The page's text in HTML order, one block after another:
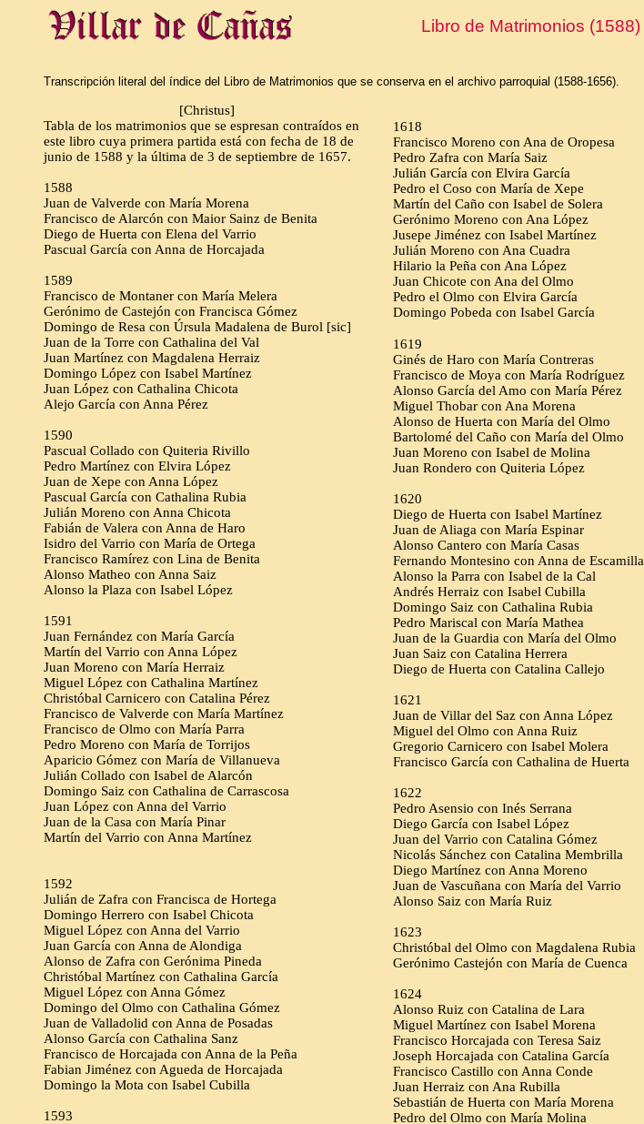
Libro de Matrimonios (1588)
Transcripción literal del índice del Libro de Matrimonios que se conserva en el archivo parroquial (1588-1656).
[Christus]
Tabla de los matrimonios que se espresan contraídos en
este libro cuya primera partida está con fecha de 18 de
junio de 1588 y la última de 3 de septiembre de 1657.
1588
Juan de Valverde con María Morena
Francisco de Alarcón con Maior Sainz de Benita
Diego de Huerta con Elena del Varrio
Pascual García con Anna de Horcajada
1589
Francisco de Montaner con María Melera
Gerónimo de Castejón con Francisca Gómez
Domingo de Resa con Úrsula Madalena de Burol [sic]
Juan de la Torre con Cathalina del Val
Juan Martínez con Magdalena Herraiz
Domingo López con Isabel Martínez
Juan López con Cathalina Chicota
Alejo García con Anna Pérez
1590
Pascual Collado con Quiteria Rivillo
Pedro Martínez con Elvira López
Juan de Xepe con Anna López
Pascual García con Cathalina Rubia
Julián Moreno con Anna Chicota
Fabián de Valera con Anna de Haro
Isidro del Varrio con María de Ortega
Francisco Ramírez con Lina de Benita
Alonso Matheo con Anna Saiz
Alonso la Plaza con Isabel López
1591
Juan Fernández con María García
Martín del Varrio con Anna López
Juan Moreno con María Herraiz
Miguel López con Cathalina Martínez
Christóbal Carnicero con Catalina Pérez
Francisco de Valverde con María Martínez
Francisco de Olmo con María Parra
Pedro Moreno con María de Torrijos
Aparicio Gómez con María de Villanueva
Julián Collado con Isabel de Alarcón
Domingo Saiz con Cathalina de Carrascosa
Juan López con Anna del Varrio
Juan de la Casa con María Pinar
Martín del Varrio con Anna Martínez
1592
Julián de Zafra con Francisca de Hortega
Domingo Herrero con Isabel Chicota
Miguel López con Anna del Varrio
Juan García con Anna de Alondiga
Alonso de Zafra con Gerónima Pineda
Christóbal Martínez con Cathalina García
Miguel López con Anna Gómez
Domingo del Olmo con Cathalina Gómez
Juan de Valladolid con Anna de Posadas
Alonso García con Cathalina Sanz
Francisco de Horcajada con Anna de la Peña
Fabian Jiménez con Agueda de Horcajada
Domingo la Mota con Isabel Cubilla
1593
1618
Francisco Moreno con Ana de Oropesa
Pedro Zafra con María Saiz
Julián García con Elvira García
Pedro el Coso con María de Xepe
Martín del Caño con Isabel de Solera
Gerónimo Moreno con Ana López
Jusepe Jiménez con Isabel Martínez
Julián Moreno con Ana Cuadra
Hilario la Peña con Ana López
Juan Chicote con Ana del Olmo
Pedro el Olmo con Elvira García
Domingo Pobeda con Isabel García
1619
Ginés de Haro con María Contreras
Francisco de Moya con María Rodríguez
Alonso García del Amo con María Pérez
Miguel Thobar con Ana Morena
Alonso de Huerta con María del Olmo
Bartolomé del Caño con María del Olmo
Juan Moreno con Isabel de Molina
Juan Rondero con Quiteria López
1620
Diego de Huerta con Isabel Martínez
Juan de Aliaga con María Espinar
Alonso Cantero con María Casas
Fernando Montesino con Anna de Escamilla
Alonso la Parra con Isabel de la Cal
Andrés Herraiz con Isabel Cubilla
Domingo Saiz con Cathalina Rubia
Pedro Mariscal con María Mathea
Juan de la Guardia con María del Olmo
Juan Saiz con Catalina Herrera
Diego de Huerta con Catalina Callejo
1621
Juan de Villar del Saz con Anna López
Miguel del Olmo con Anna Ruiz
Gregorio Carnicero con Isabel Molera
Francisco García con Cathalina de Huerta
1622
Pedro Asensio con Inés Serrana
Diego García con Isabel López
Juan del Varrio con Catalina Gómez
Nicolás Sánchez con Catalina Membrilla
Diego Martínez con Anna Moreno
Juan de Vascuñana con María del Varrio
Alonso Saiz con María Ruiz
1623
Christóbal del Olmo con Magdalena Rubia
Gerónimo Castejón con María de Cuenca
1624
Alonso Ruiz con Catalina de Lara
Miguel Martínez con Isabel Morena
Francisco Horcajada con Teresa Saiz
Joseph Horcajada con Catalina García
Francisco Castillo con Anna Conde
Juan Herraiz con Ana Rubilla
Sebastián de Huerta con María Morena
Pedro del Olmo con María Molina